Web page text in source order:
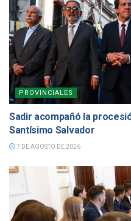
PROVINCIALES
Sadir acompañó la
Santísimo Salvador
7 DE AGOSTO DE 2026